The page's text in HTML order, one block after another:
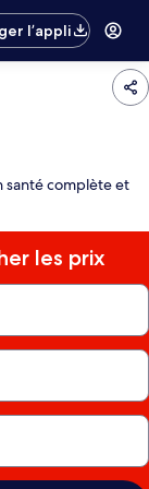
l’appli
santé complète et
les prix